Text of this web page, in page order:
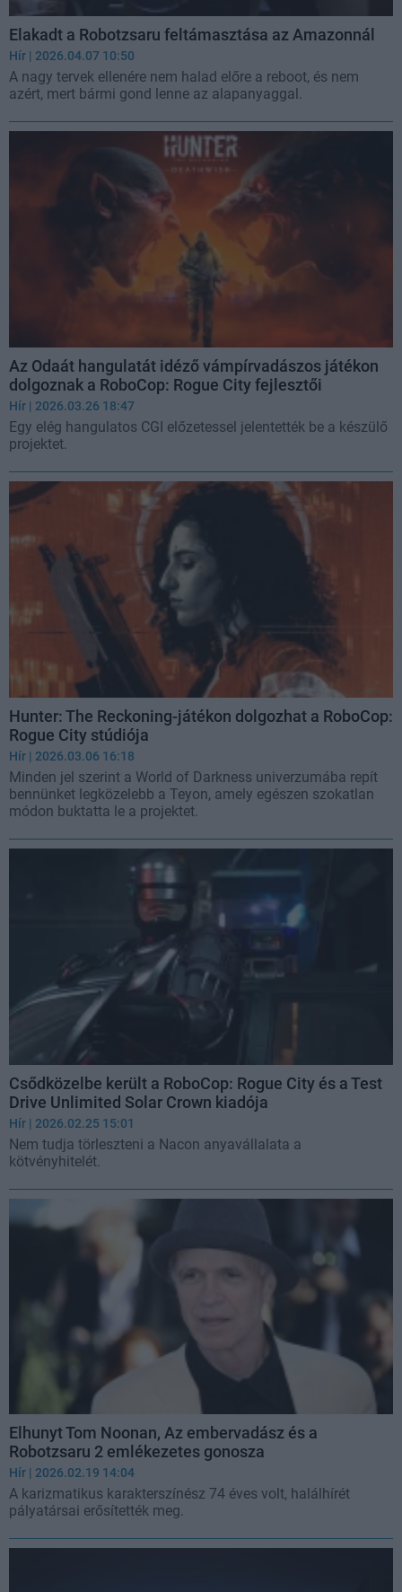
Elakadt a Robotzsaru feltámasztása az Amazonnál
Hír | 2026.04.07 10:50
A nagy tervek ellenére nem halad előre a reboot, és nem
azért, mert bármi gond lenne az alapanyaggal.
Az Odaát hangulatát idéző vámpírvadászos játékon
dolgoznak a RoboCop: Rogue City fejlesztői
Hír | 2026.03.26 18:47
Egy elég hangulatos CGI előzetessel jelentették be a készülő
projektet.
Hunter: The Reckoning-játékon dolgozhat a RoboCop:
Rogue City stúdiója
Hír | 2026.03.06 16:18
Minden jel szerint a World of Darkness univerzumába repít
bennünket legközelebb a Teyon, amely egészen szokatlan
módon buktatta le a projektet.
Csődközelbe került a RoboCop: Rogue City és a Test
Drive Unlimited Solar Crown kiadója
Hír | 2026.02.25 15:01
Nem tudja törleszteni a Nacon anyavállalata a
kötvényhitelét.
Elhunyt Tom Noonan, Az embervadász és a
Robotzsaru 2 emlékezetes gonosza
Hír | 2026.02.19 14:04
A karizmatikus karakterszínész 74 éves volt, halálhírét
pályatársai erősítették meg.